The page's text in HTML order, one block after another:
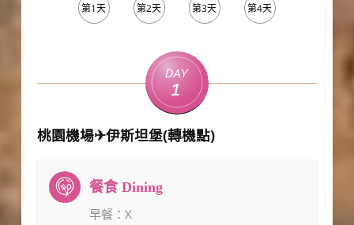
第1天 第2天 第3天 第4天
Day
1
桃園機場✈伊斯坦堡(轉機點)
早餐 ：X